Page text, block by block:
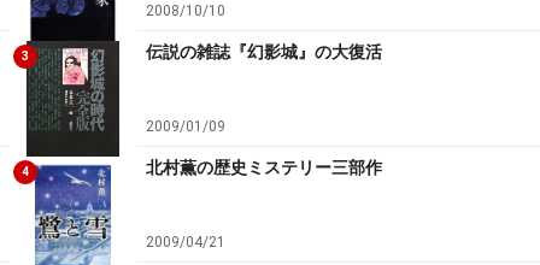
2008/10/10
3 伝説の雑誌『幻影城』の大復活
2009/01/09
4 北村薫の歴史ミステリー三部作
2009/04/21